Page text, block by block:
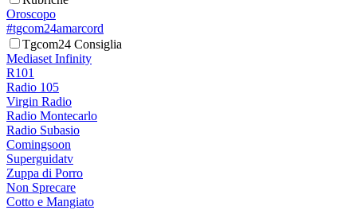
Oroscopo
#tgcom24amarcord
Tgcom24 Consiglia
Mediaset Infinity
R101
Radio 105
Virgin Radio
Radio Montecarlo
Radio Subasio
Comingsoon
Superguidatv
Zuppa di Porro
Non Sprecare
Cotto e Mangiato